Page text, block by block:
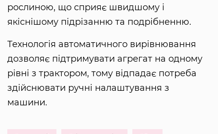
рослиною, що сприяє швидшому і
якіснішому підрізанню та подрібненню.
Технологія автоматичного вирівнювання
дозволяє підтримувати агрегат на одному
рівні з трактором, тому відпадає потреба
здійснювати ручні налаштування з
машини.